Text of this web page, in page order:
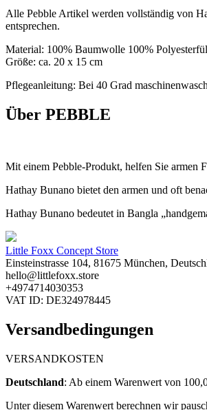
Alle Pebble Artikel werden vollständig von
entsprechen.
Material: 100% Baumwolle 100%
Größe: ca. 20 x 15 cm
Pflegeanleitung: Bei 40 Grad
Über PEBBLE
Mit einem Pebble-Produkt, helfen Sie armen
Hathay Bunano bietet den armen und oft
Hathay Bunano bedeutet in Bangla
Little Foxx Concept Store
Einsteinstrasse 104, 81675 München,
hello@littlefoxx.store
+4974714030353
VAT ID: DE324978445
Versandbedingungen
VERSANDKOSTEN
Deutschland: ​ Ab einem Warenwert von
Unter diesem Warenwert berechnen wir